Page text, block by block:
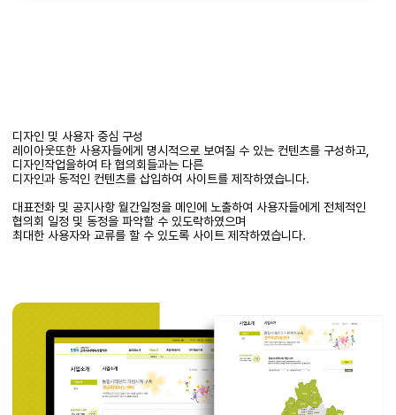
디자인 및 사용자 중심 구성
레이아웃또한 사용자들에게 명시적으로 보여질 수 있는 컨텐츠를 구성하고,
디자인작업을하여 타 협의회들과는 다른
디자인과 동적인 컨텐츠를 삽입하여 사이트를 제작하였습니다.
대표전화 및 공지사항 월간일정을 메인에 노출하여 사용자들에게 전체적인
협의회 일정 및 동정을 파악할 수 있도락하였으며
최대한 사용자와 교류를 할 수 있도록 사이트 제작하였습니다.